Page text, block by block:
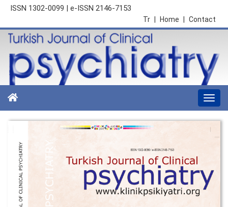
ISSN 1302-0099 | e-ISSN 2146-7153
Contact
Home
Tr